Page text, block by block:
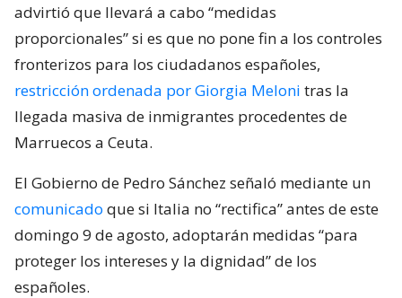
advirtió que llevará a cabo “medidas
proporcionales” si es que no pone fin a los controles
fronterizos para los ciudadanos españoles,
restricción ordenada por Giorgia Meloni tras la
llegada masiva de inmigrantes procedentes de
Marruecos a Ceuta.
El Gobierno de Pedro Sánchez señaló mediante un
comunicado que si Italia no “rectifica” antes de este
domingo 9 de agosto, adoptarán medidas “para
proteger los intereses y la dignidad” de los
españoles.